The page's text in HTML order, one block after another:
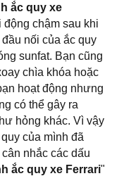
ắc quy xe
chậm sau khi
nối của ắc quy
sunfat. Bạn cũng
chìa khóa hoặc
hoạt động nhưng
có thể gây ra
hỏng khác. Vì vậy
của mình đã
nhắc các dấu
ắc quy xe Ferrari"